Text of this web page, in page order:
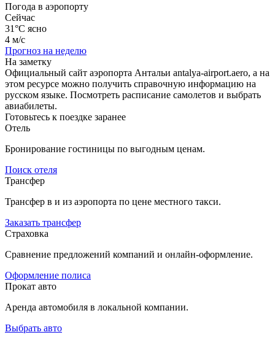
Погода в аэропорту
Сейчас
31°C ясно
4 м/с
Прогноз на неделю
На заметку
Официальный сайт аэропорта Антальи antalya-airport.aero, а на
этом ресурсе можно получить справочную информацию на
русском языке. Посмотреть расписание самолетов и выбрать
авиабилеты.
Готовьтесь к поездке заранее
Отель
Бронирование гостиницы по выгодным ценам.
Поиск отеля
Трансфер
Трансфер в и из аэропорта по цене местного такси.
Заказать трансфер
Страховка
Сравнение предложений компаний и онлайн-оформление.
Оформление полиса
Прокат авто
Аренда автомобиля в локальной компании.
Выбрать авто